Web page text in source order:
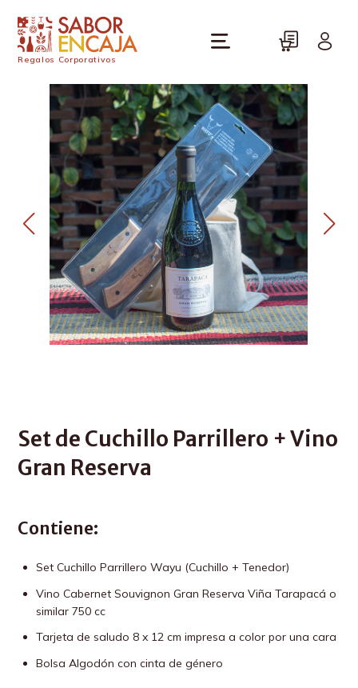
Regalos Corporativos
Set de Cuchillo Parrillero + Vino
Gran Reserva
Contiene:
Set Cuchillo Parrillero Wayu (Cuchillo + Tenedor)
Vino Cabernet Souvignon Gran Reserva Viña Tarapacá o
similar 750 cc
Tarjeta de saludo 8 x 12 cm impresa a color por una cara
Bolsa Algodón con cinta de género